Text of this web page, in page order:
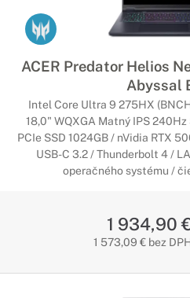
ACER Predator Helios
Abyssal
Intel Core Ultra 9 275HX
18,0" WQXGA Matný IPS
PCIe SSD 1024GB / nVidia RTX
USB-C 3.2 / Thunderbolt 4 /
operačného systému /
1 934,90
1 573,09 € bez